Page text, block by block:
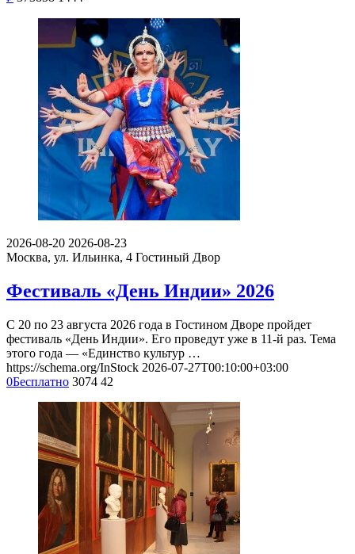
2026-08-20 2026-08-23
Москва, ул. Ильинка, 4 Гостиный Двор
Фестиваль «День Индии» 2026
С 20 по 23 августа 2026 года в Гостином Дворе пройдет
фестиваль «День Индии». Его проведут уже в 11-й раз. Тема
этого года — «Единство культур …
https://schema.org/InStock 2026-07-27T00:10:00+03:00
0Бесплатно 3074 42